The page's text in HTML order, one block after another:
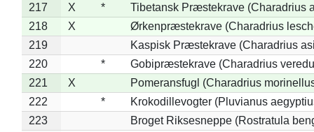
217
X *
Tibetansk Præstekrave (Charadrius
218
X
Ørkenpræstekrave (Charadrius
219
Kaspisk Præstekrave (Charadrius
220
*
Gobipræstekrave (Charadrius
221
X
Pomeransfugl (Charadrius
222
*
Krokodillevogter (Pluvianus
223
Broget Riksesneppe (Rostratula